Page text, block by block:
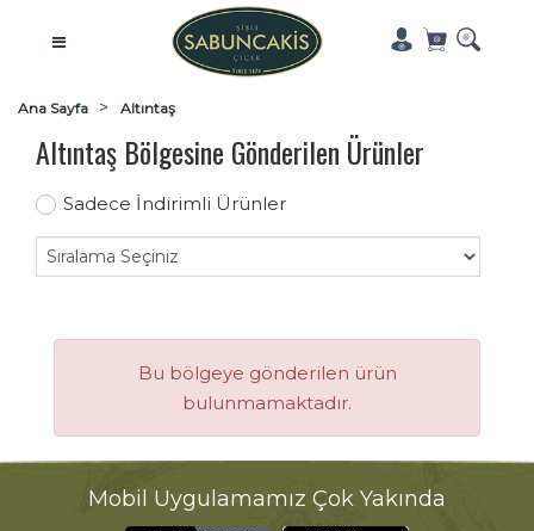
Ana Sayfa Altıntaş
Altıntaş Bölgesine Gönderilen Ürünler
Sadece İndirimli Ürünler
Bu bölgeye gönderilen ürün
bulunmamaktadır.
Mobil Uygulamamız Çok Yakında